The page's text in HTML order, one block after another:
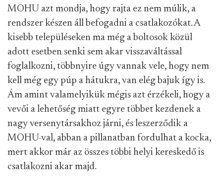
MOHU azt mondja, hogy rajta ez nem múlik, a
rendszer készen áll befogadni a csatlakozókat. A
kisebb településeken ma még a boltosok közül
adott esetben senki sem akar visszaváltással
foglalkozni, többnyire úgy vannak vele, hogy nem
kell még egy púp a hátukra, van elég bajuk így is.
Ám amint valamelyikük mégis azt érzékeli, hogy a
vevői a lehetőség miatt egyre többet kezdenek a
nagy versenytársakhoz járni, és leszerződik a
MOHU-val, abban a pillanatban fordulhat a kocka,
mert akkor már az összes többi helyi kereskedő is
csatlakozni akar majd.